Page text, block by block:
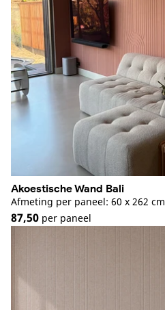
Akoestische Wand Bali
Afmeting per paneel: 60 x 262 cm
87,50 per paneel